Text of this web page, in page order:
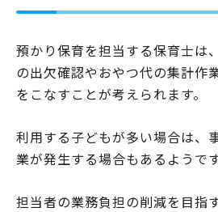
預かり保育を担当する保育士は
の出欠確認やおやつ代の集計作
をこなすことが考えられます。
利用する子どもが多い場合は、
業が発生する場合もあるようです
担当者の業務負担の削減を目指